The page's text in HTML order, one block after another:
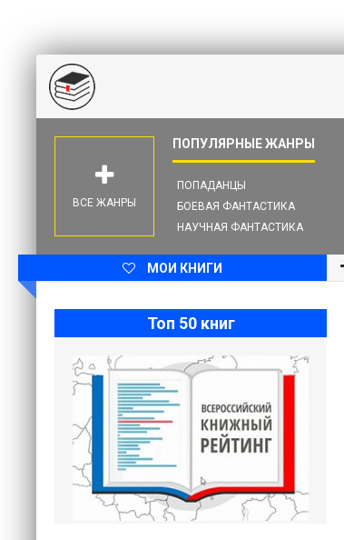
ПОПАДАНЦЫ
БОЕВАЯ ФАНТАСТИКА
НАУЧНАЯ ФАНТАСТИКА
ВСЕ ЖАНРЫ
МОИ КНИГИ
Топ 50 книг